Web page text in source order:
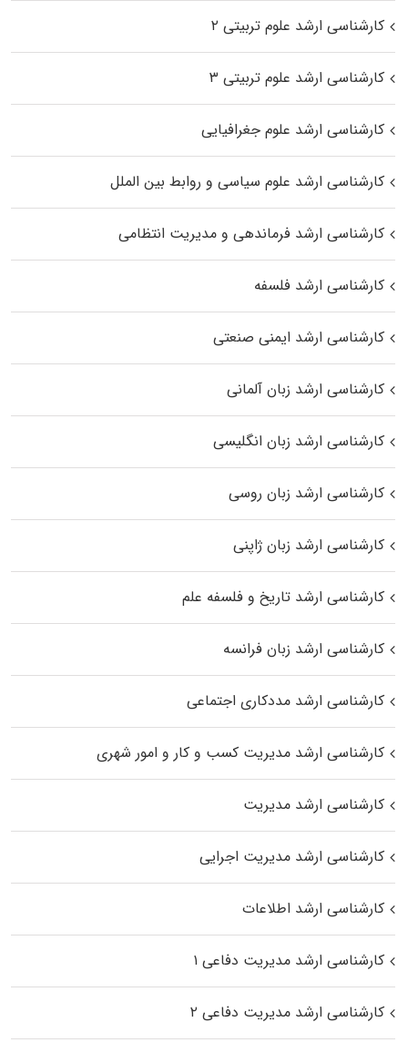
کارشناسی ارشد علوم تربیتی ۲
کارشناسی ارشد علوم تربیتی ۳
کارشناسی ارشد علوم جغرافیایی
کارشناسی ارشد علوم سیاسی و روابط بین الملل
کارشناسی ارشد فرماندهی و مدیریت انتظامی
کارشناسی ارشد فلسفه
کارشناسی ارشد ایمنی صنعتی
کارشناسی ارشد زبان آلمانی
کارشناسی ارشد زبان انگلیسی
کارشناسی ارشد زبان روسی
کارشناسی ارشد زبان ژاپنی
کارشناسی ارشد تاریخ و فلسفه علم
کارشناسی ارشد زبان فرانسه
کارشناسی ارشد مددکاری اجتماعی
کارشناسی ارشد مدیریت کسب و کار و امور شهری
کارشناسی ارشد مدیریت
کارشناسی ارشد مدیریت اجرایی
کارشناسی ارشد اطلاعات
کارشناسی ارشد مدیریت دفاعی ۱
کارشناسی ارشد مدیریت دفاعی ۲